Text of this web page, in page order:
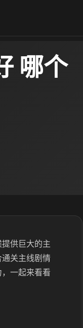
哪个
供巨大的主
关主线剧情
一起来看看